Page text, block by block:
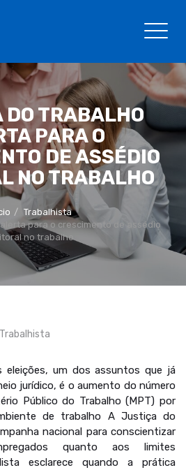
TRABALHO
PARA O
DE ASSÉDIO
NO TRABALHO
Trabalhista
alerta para o crescimento de assédio
no trabalho
Trabalhista
eleições, um dos assuntos que já
jurídico, é o aumento do número
Público do Trabalho (MPT) por
de trabalho A Justiça do
nacional para conscientizar
quanto aos limites
esclarece quando a prática